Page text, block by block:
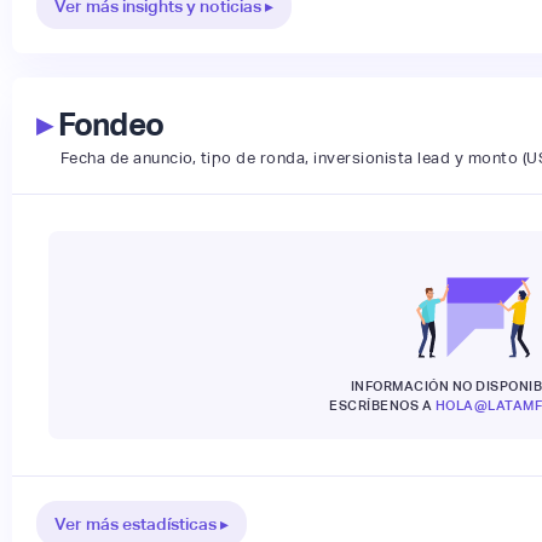
Ver más insights y noticias ▸
▸Fondeo
Fecha de anuncio, tipo de ronda, inversionista lead y monto
INFORMACIÓN NO
ESCRÍBENOS A
Ver más estadísticas ▸